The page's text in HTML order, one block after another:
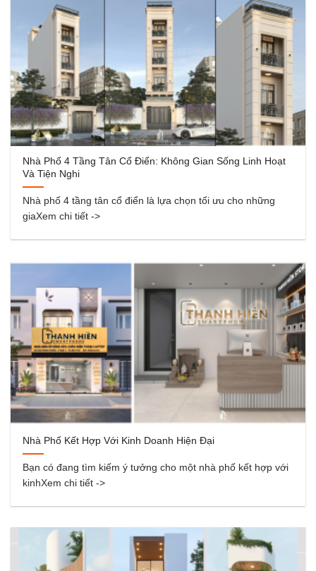
Nhà Phố 4 Tầng Tân Cổ Điển: Không Gian Sống Linh Hoạt
Và Tiện Nghi
Nhà phố 4 tầng tân cổ điển là lựa chọn tối ưu cho những
giaXem chi tiết ->
Nhà Phố Kết Hợp Với Kinh Doanh Hiện Đại
Bạn có đang tìm kiếm ý tưởng cho một nhà phố kết hợp với
kinhXem chi tiết ->